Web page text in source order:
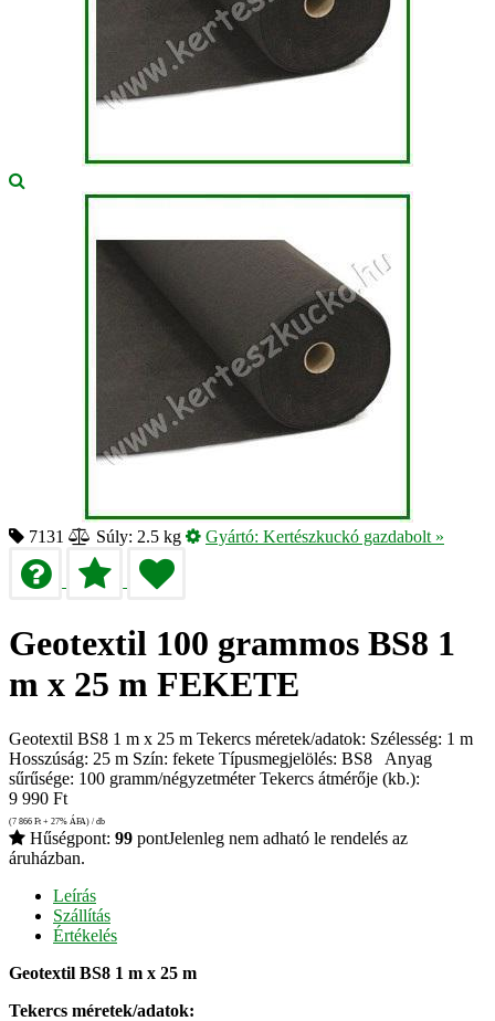
7131 Súly: 2.5 kg Gyártó: Kertészkuckó gazdabolt »
Geotextil 100 grammos BS8 1
m x 25 m FEKETE
Geotextil BS8 1 m x 25 m Tekercs méretek/adatok: Szélesség: 1 m
Hosszúság: 25 m Szín: fekete Típusmegjelölés: BS8 Anyag
sűrűsége: 100 gramm/négyzetméter Tekercs átmérője (kb.):
9 990 Ft
(7 866 Ft + 27% ÁFA) / db
Hűségpont: 99 pontJelenleg nem adható le rendelés az
áruházban.
Leírás
Szállítás
Értékelés
Geotextil BS8 1 m x 25 m
Tekercs méretek/adatok: